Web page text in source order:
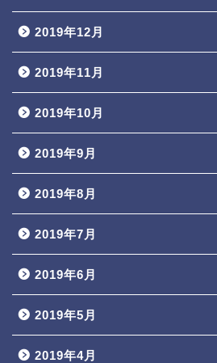
2019年12月
2019年11月
2019年10月
2019年9月
2019年8月
2019年7月
2019年6月
2019年5月
2019年4月